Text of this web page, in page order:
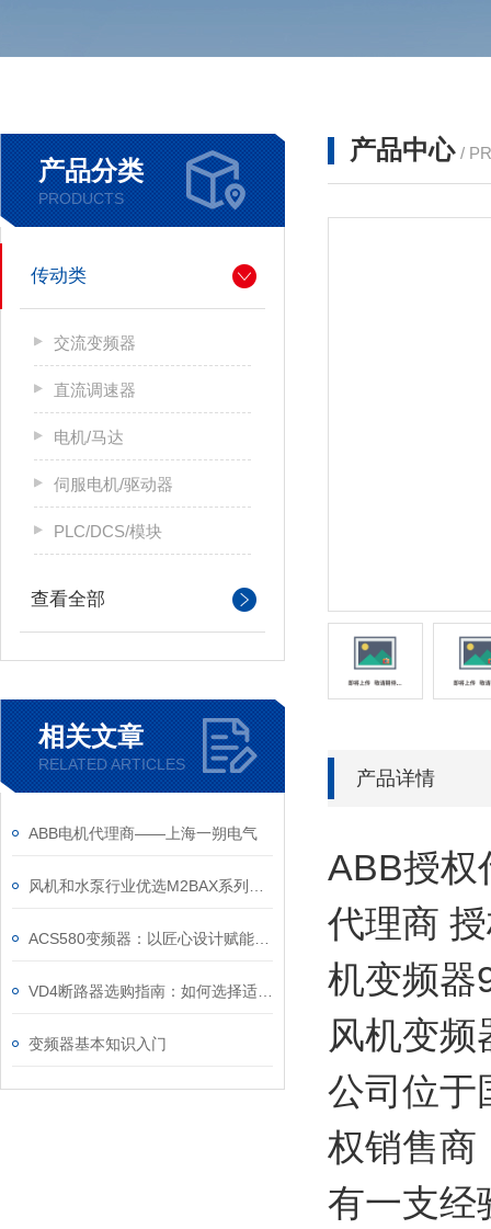
产品分类
PRODUCTS
传动类
交流变频器
直流调速器
电机/马达
伺服电机/驱动器
PLC/DCS/模块
查看全部
相关文章
RELATED ARTICLES
ABB电机代理商——上海一朔电气
变频器基本知识入门
产品中心 /
产品详情
ABB授
代理商
机变频器
风机变频
公司位于
权销售商
有一支经